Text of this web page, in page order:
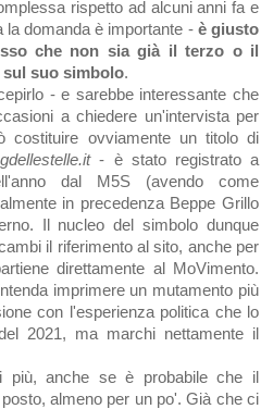
rispetto ad alcuni anni fa e
la domanda è importante - è giusto
che non sia già il terzo o il
sul suo simbolo.
- e sarebbe interessante che
a chiedere un'intervista per
ovviamente un titolo di
- è stato registrato a
dal M5S (avendo come
in precedenza Beppe Grillo
Il nucleo del simbolo dunque
il riferimento al sito, anche per
direttamente al MoVimento.
imprimere un mutamento più
con l'esperienza politica che lo
2021, ma marchi nettamente il
più, anche se è probabile che il
almeno per un po'. Già che ci